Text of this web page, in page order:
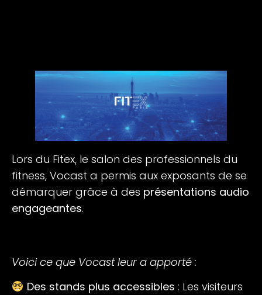
Lors du Fitex, le salon des professionnels du
fitness, Vocast a permis aux exposants de se
démarquer grâce à des présentations audio
engageantes.
Voici ce que Vocast leur a apporté :
Des stands plus accessibles : Les visiteurs